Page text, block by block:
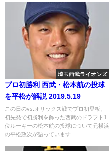
埼玉西武ライオンズ
プロ初勝利 西武・松本航の投球
を平松が解説 2019.5.19
この日のvs.オリックス戦でプロ初登板、
初先発で初勝利を飾った西武のドラフト1
位ルーキーの松本航の投球について元横浜
の平松政次が語っています...